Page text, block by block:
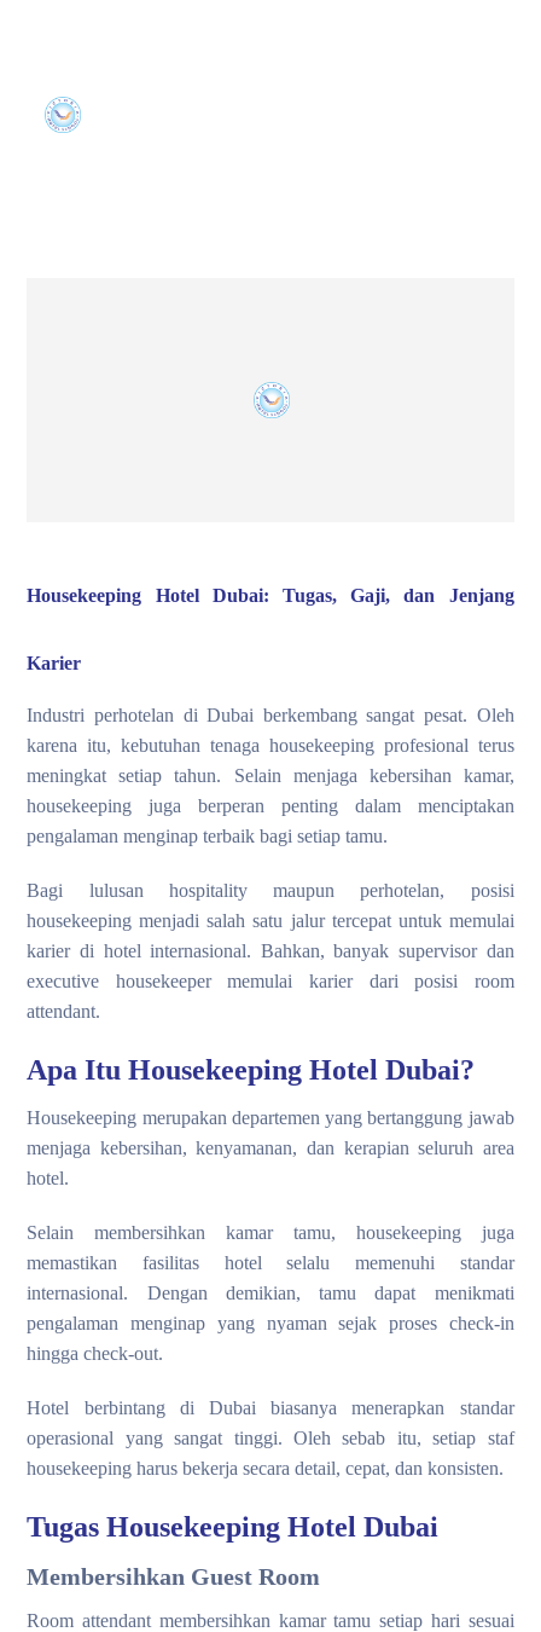
Housekeeping Hotel Dubai: Tugas, Gaji, dan Jenjang
Karier
Industri perhotelan di Dubai berkembang sangat pesat. Oleh
karena itu, kebutuhan tenaga housekeeping profesional terus
meningkat setiap tahun. Selain menjaga kebersihan kamar,
housekeeping juga berperan penting dalam menciptakan
pengalaman menginap terbaik bagi setiap tamu.
Bagi lulusan hospitality maupun perhotelan, posisi
housekeeping menjadi salah satu jalur tercepat untuk memulai
karier di hotel internasional. Bahkan, banyak supervisor dan
executive housekeeper memulai karier dari posisi room
attendant.
Apa Itu Housekeeping Hotel Dubai?
Housekeeping merupakan departemen yang bertanggung jawab
menjaga kebersihan, kenyamanan, dan kerapian seluruh area
hotel.
Selain membersihkan kamar tamu, housekeeping juga
memastikan fasilitas hotel selalu memenuhi standar
internasional. Dengan demikian, tamu dapat menikmati
pengalaman menginap yang nyaman sejak proses check-in
hingga check-out.
Hotel berbintang di Dubai biasanya menerapkan standar
operasional yang sangat tinggi. Oleh sebab itu, setiap staf
housekeeping harus bekerja secara detail, cepat, dan konsisten.
Tugas Housekeeping Hotel Dubai
Membersihkan Guest Room
Room attendant membersihkan kamar tamu setiap hari sesuai